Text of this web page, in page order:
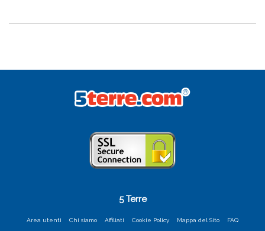
5 Terre
Area utenti Chi siamo Affiliati Cookie Policy Mappa del Sito FAQ